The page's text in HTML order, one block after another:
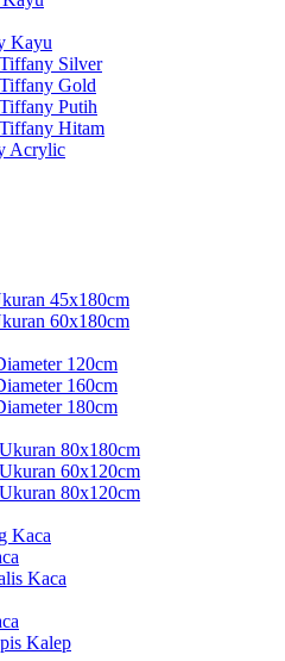
Kayu
Silver
Gold
Putih
Hitam
Acrylic
45x180cm
60x180cm
120cm
160cm
180cm
80x180cm
60x120cm
80x120cm
Kaca
Kaca
Kalep